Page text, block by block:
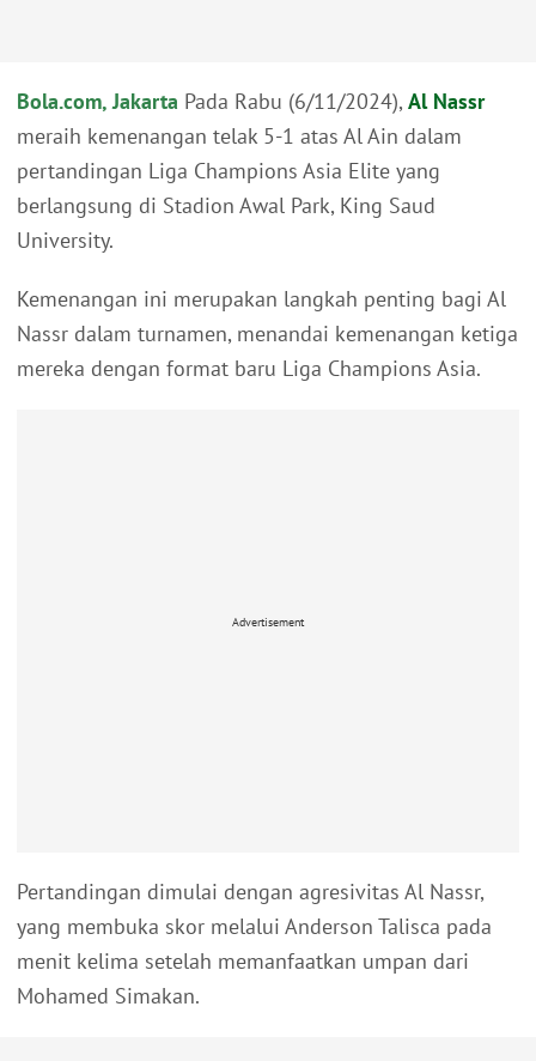
Bola.com, Jakarta Pada Rabu (6/11/2024), Al Nassr
meraih kemenangan telak 5-1 atas Al Ain dalam
pertandingan Liga Champions Asia Elite yang
berlangsung di Stadion Awal Park, King Saud
University.
Kemenangan ini merupakan langkah penting bagi Al
Nassr dalam turnamen, menandai kemenangan ketiga
mereka dengan format baru Liga Champions Asia.
Advertisement
Pertandingan dimulai dengan agresivitas Al Nassr,
yang membuka skor melalui Anderson Talisca pada
menit kelima setelah memanfaatkan umpan dari
Mohamed Simakan.